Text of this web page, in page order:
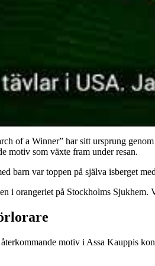
of a Winner” har sitt ursprung
motiv som växte fram under resan.
barn var toppen på själva isberget
i orangeriet på Stockholms
motiv i Assa Kauppis